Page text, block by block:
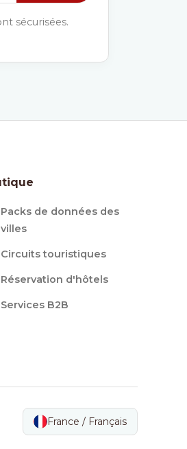
sécurisées.
Packs de données des
villes
Circuits touristiques
Réservation d'hôtels
Services B2B
France / Français